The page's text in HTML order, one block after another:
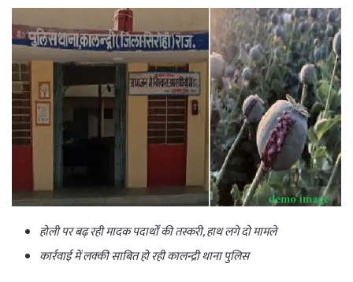
email
होली पर बढ़ रही मादक पदार्थों की तस्करी, हाथ लगे दो मामले
कार्रवाई में लक्की साबित हो रही कालन्द्री थाना पुलिस